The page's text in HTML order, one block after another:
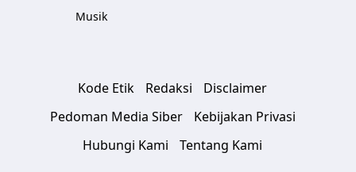
Musik
Kode Etik Redaksi
Disclaimer
Pedoman Media Siber
Kebijakan Privasi
Hubungi Kami
Tentang Kami